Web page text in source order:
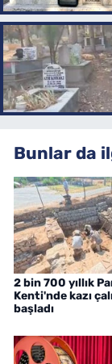
Bunlar da
2 bin 700 yıllık
Kenti'nde kazı
başladı